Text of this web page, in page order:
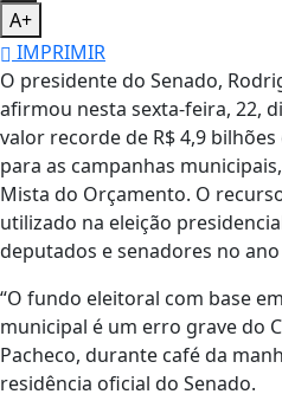
A+
IMPRIMIR
O presidente do Senado,
afirmou nesta sexta-feira, 22,
valor recorde de R$ 4,9
para as campanhas
Mista do Orçamento. O
utilizado na eleição
deputados e senadores no
“O fundo eleitoral com base
municipal é um erro grave do
Pacheco, durante café da
residência oficial do Senado.